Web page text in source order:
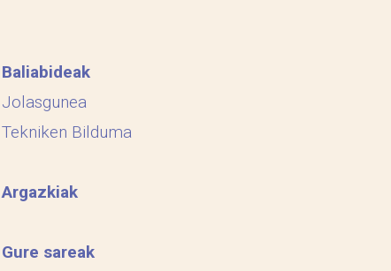
Baliabideak
Jolasgunea
Tekniken Bilduma
Argazkiak
Gure sareak